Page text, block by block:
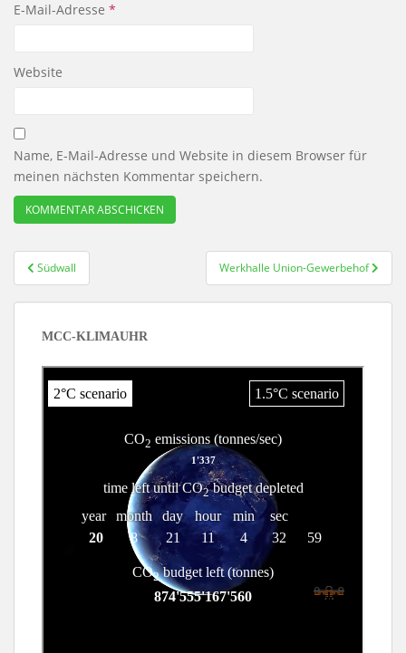
E-Mail-Adresse *
Website
Name, E-Mail-Adresse und Website in diesem Browser für
meinen nächsten Kommentar speichern.
Beitragsnavigation
Südwall Werkhalle Union-Gewerbehof
MCC-KLIMAUHR